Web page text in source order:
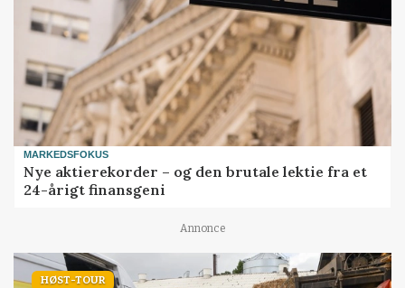
MARKEDSFOKUS
Nye aktierekorder – og den brutale lektie fra et
24-årigt finansgeni
Annonce
HØST-TOUR